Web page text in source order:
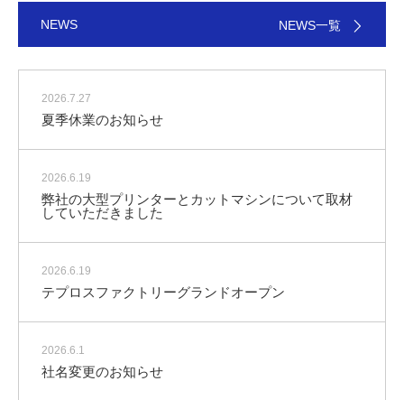
NEWS NEWS一覧
2026.7.27
夏季休業のお知らせ
2026.6.19
弊社の大型プリンターとカットマシンについて取材
していただきました
2026.6.19
テプロスファクトリーグランドオープン
2026.6.1
社名変更のお知らせ